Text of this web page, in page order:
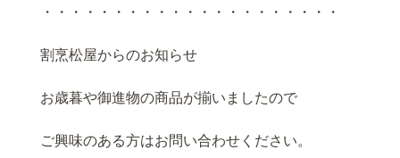
・・・・・・・・・・・・・・・・・・・・・
割烹松屋からのお知らせ
お歳暮や御進物の商品が揃いましたので
ご興味のある方はお問い合わせください。